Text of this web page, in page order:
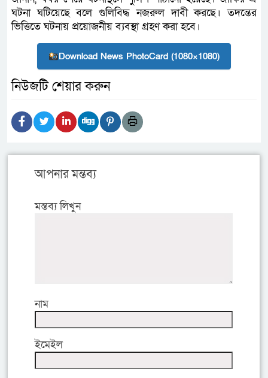
ঘটনা ঘটিয়েছে বলে গুলিবিদ্ধ নজরুল দাবী করছে। তদন্তের
ভিত্তিতে ঘটনায় প্রয়োজনীয় ব্যবস্থা গ্রহণ করা হবে।
Download News PhotoCard (1080×1080)
নিউজটি শেয়ার করুন
আপনার মন্তব্য
মন্তব্য লিখুন
নাম
ইমেইল